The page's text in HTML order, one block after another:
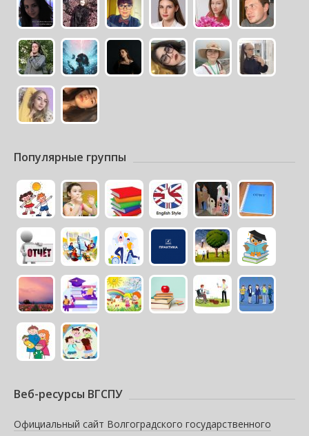
Популярные группы
Веб-ресурсы ВГСПУ
Официальный сайт Волгоградского государственного